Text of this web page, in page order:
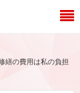
繕の費用は私の負担